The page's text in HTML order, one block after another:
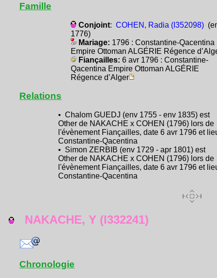
Famille
Conjoint: COHEN, Radia (I352098)
1776)
Mariage: 1796 : Constantine-Qacentina
Empire Ottoman ALGÉRIE Régence
Fiançailles: 6 avr 1796 : Constantine-
Qacentina Empire Ottoman ALGÉRIE
Régence d’Alger
Relations
• Chalom GUEDJ (env 1755 - env 1835) est
Other de NAKACHE x COHEN (1796) lors de
l'évènement Fiançailles, date 6 avr 1796 et
Constantine-Qacentina
• Simon ZERBIB (env 1729 - apr 1801) est
Other de NAKACHE x COHEN (1796) lors de
l'évènement Fiançailles, date 6 avr 1796 et
Constantine-Qacentina
NAKACHE, Y (I332241)
Chronologie